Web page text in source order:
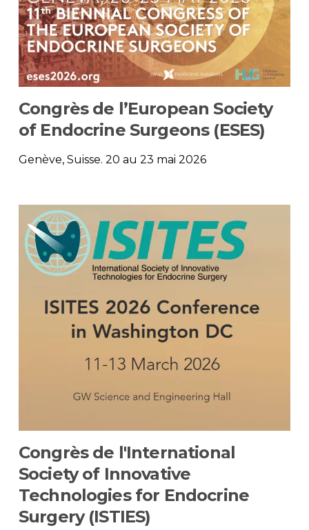
Congrès de l’European Society
of Endocrine Surgeons (ESES)
Genève, Suisse. 20 au 23 mai 2026
Congrès de l'International
Society of Innovative
Technologies for Endocrine
Surgery (ISTIES)